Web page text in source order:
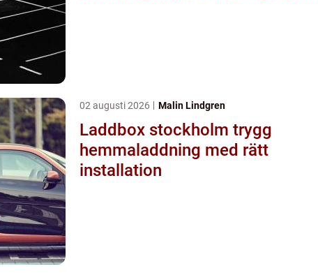
02 augusti 2026 Malin Lindgren
Laddbox stockholm trygg
hemmaladdning med rätt
installation